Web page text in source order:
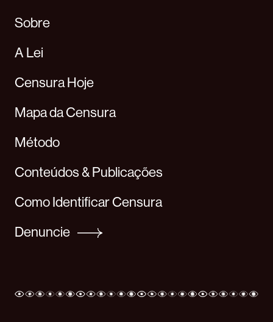
Sobre
A Lei
Censura Hoje
Mapa da Censura
Método
Conteúdos & Publicações
Como Identificar Censura
Denuncie